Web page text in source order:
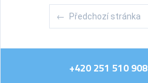
← Předchozí stránka
+420 251 510 908